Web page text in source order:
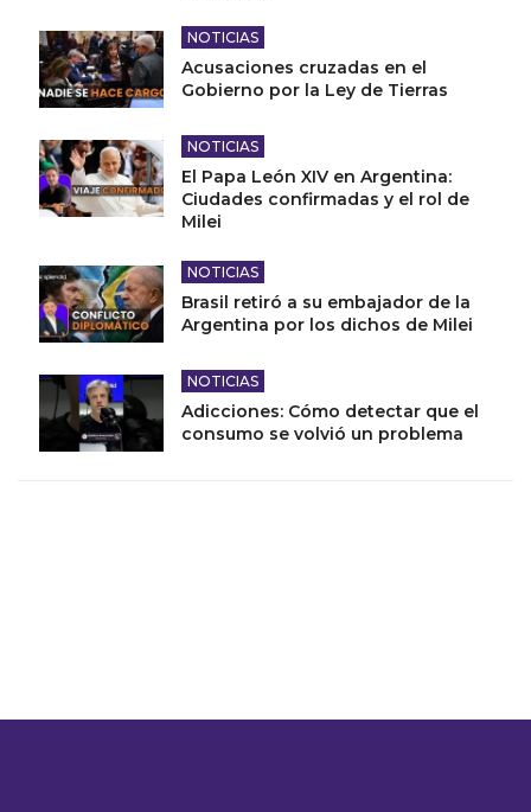
NOTICIAS
Acusaciones cruzadas en el
Gobierno por la Ley de Tierras
NOTICIAS
El Papa León XIV en Argentina:
Ciudades confirmadas y el rol de
Milei
NOTICIAS
Brasil retiró a su embajador de la
Argentina por los dichos de Milei
NOTICIAS
Adicciones: Cómo detectar que el
consumo se volvió un problema